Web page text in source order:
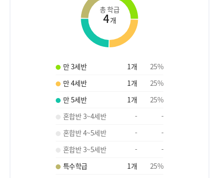
총 학급
4개
만 3세반 1개 25%
만 4세반
1개 25%
만 5세반
1개 25%
혼합반 3~4세반
-
-
혼합반 4~5세반
-
-
혼합반 3~5세반
-
-
특수학급
1개 25%